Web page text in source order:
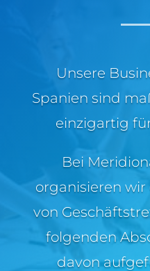
Unsere
Spanien sind
einzigartig
Bei
organisieren
von
folgenden
davon